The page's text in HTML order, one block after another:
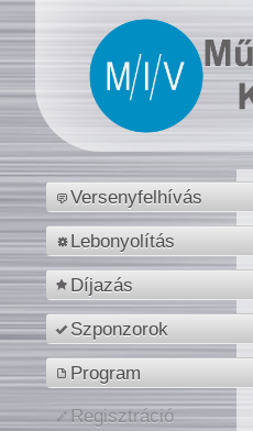
Versenyfelhívás
Lebonyolítás
Díjazás
Szponzorok
Program
Regisztráció